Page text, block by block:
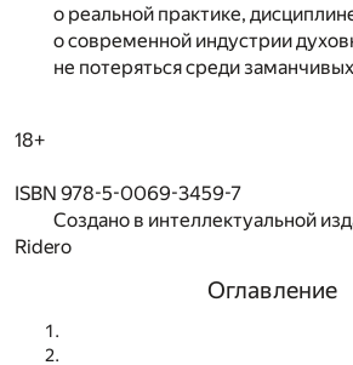
о реальной практике,
о современной индустрии
не потеряться среди
18+
ISBN 978-5-0069-3459-7
Создано в интеллектуальной
Ridero
Оглавление